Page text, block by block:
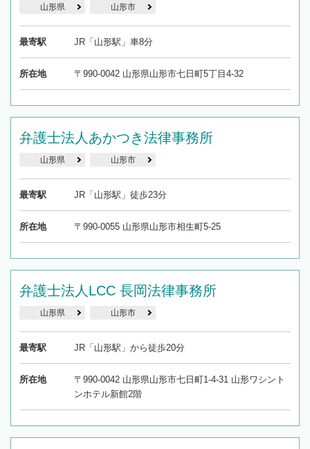
山形県 山形市
最寄駅 JR「山形駅」車8分
所在地 〒990-0042 山形県山形市七日町5丁目4-32
弁護士法人あかつき法律事務所
山形県 山形市
最寄駅 JR「山形駅」徒歩23分
所在地 〒990-0055 山形県山形市相生町5-25
弁護士法人LCC 長岡法律事務所
山形県 山形市
最寄駅 JR「山形駅」から徒歩20分
所在地
〒990-0042 山形県山形市七日町1-4-31 山形ワシント
ンホテル新館2階